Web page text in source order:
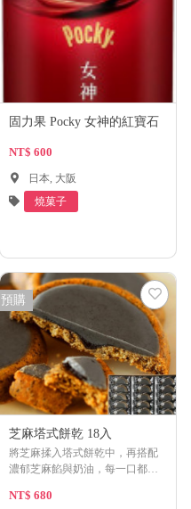
固力果 Pocky 女神的紅寶石
NT$ 600
日本, 大阪
燒菓子
預購
芝麻塔式餅乾 18入
將芝麻揉入塔式餅乾中，再搭配
濃郁芝麻餡與奶油，每一口都充
的日式風味餅乾。
NT$ 680